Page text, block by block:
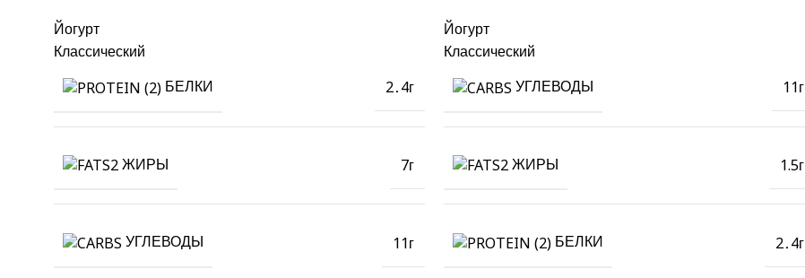
Йогурт
Классический
БЕЛКИ
2․4г
ЖИРЫ 7г
УГЛЕВОДЫ 11г
Йогурт
Классический
УГЛЕВОДЫ
11г
ЖИРЫ 1.5г
БЕЛКИ 2․4г